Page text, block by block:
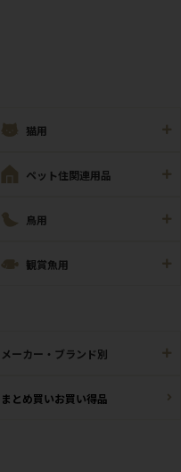
猫用
ペット住関連用品
鳥用
観賞魚用
メーカー・ブランド別
まとめ買いお買い得品